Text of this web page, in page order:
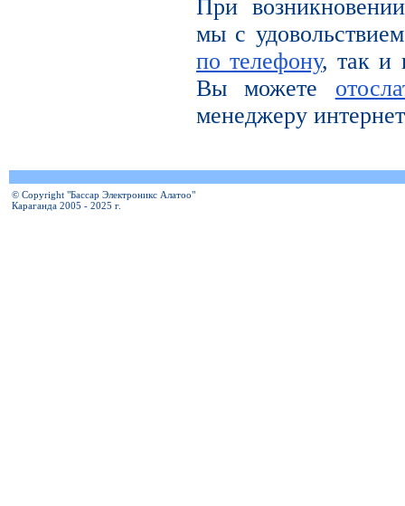
При
мы с
по телефону, так и
Вы можете
менеджеру
© Copyright "Бассар Электроникс Алатоо"
Караганда 2005 - 2025 г.